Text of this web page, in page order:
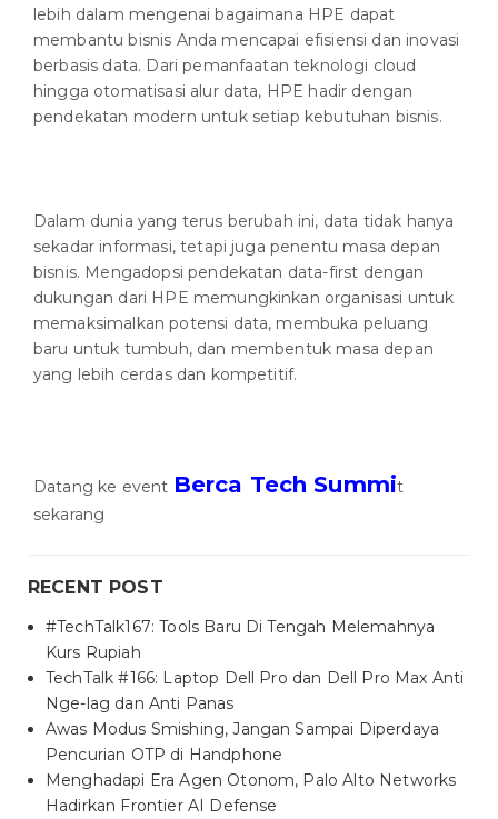
lebih dalam mengenai bagaimana HPE dapat
membantu bisnis Anda mencapai efisiensi dan inovasi
berbasis data. Dari pemanfaatan teknologi cloud
hingga otomatisasi alur data, HPE hadir dengan
pendekatan modern untuk setiap kebutuhan bisnis.
Dalam dunia yang terus berubah ini, data tidak hanya
sekadar informasi, tetapi juga penentu masa depan
bisnis. Mengadopsi pendekatan data-first dengan
dukungan dari HPE memungkinkan organisasi untuk
memaksimalkan potensi data, membuka peluang
baru untuk tumbuh, dan membentuk masa depan
yang lebih cerdas dan kompetitif.
Datang ke event Berca Tech Summit
sekarang
RECENT POST
#TechTalk167: Tools Baru Di Tengah Melemahnya
Kurs Rupiah
TechTalk #166: Laptop Dell Pro dan Dell Pro Max Anti
Nge-lag dan Anti Panas
Awas Modus Smishing, Jangan Sampai Diperdaya
Pencurian OTP di Handphone
Menghadapi Era Agen Otonom, Palo Alto Networks
Hadirkan Frontier AI Defense